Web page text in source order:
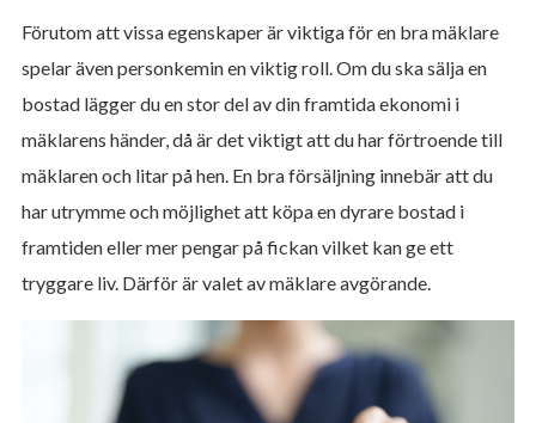
Förutom att vissa egenskaper är viktiga för en bra mäklare
spelar även personkemin en viktig roll. Om du ska sälja en
bostad lägger du en stor del av din framtida ekonomi i
mäklarens händer, då är det viktigt att du har förtroende till
mäklaren och litar på hen. En bra försäljning innebär att du
har utrymme och möjlighet att köpa en dyrare bostad i
framtiden eller mer pengar på fickan vilket kan ge ett
tryggare liv. Därför är valet av mäklare avgörande.